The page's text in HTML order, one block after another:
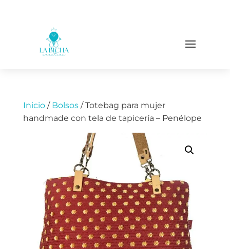
Inicio/ Bolsos/ Totebag para mujer
handmade con tela de tapicería – Penélope